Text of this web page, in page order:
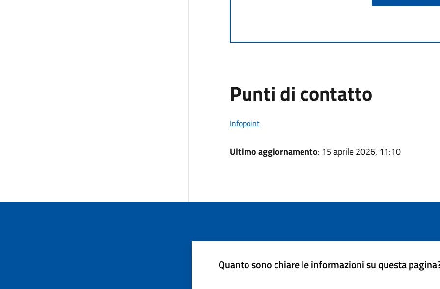
Punti di contatto
Infopoint
Ultimo aggiornamento: 15 aprile 2026, 11:10
Quanto sono chiare le informazioni su questa